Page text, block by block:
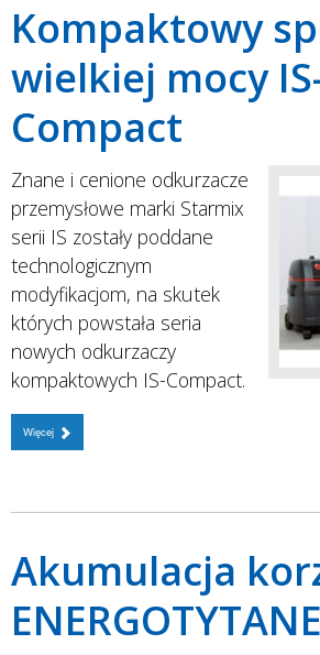
Kompaktowy
wielkiej mocy
Compact
Znane i cenione odkurzacze
przemysłowe marki Starmix
serii IS zostały poddane
technologicznym
modyfikacjom, na skutek
których powstała seria
nowych odkurzaczy
kompaktowych IS-Compact.
Więcej
Akumulacja